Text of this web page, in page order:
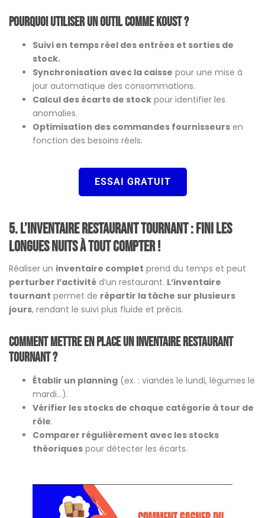
Pourquoi utiliser un outil comme Koust ?
Suivi en temps réel des entrées et sorties de
stock.
Synchronisation avec la caisse pour une mise à
jour automatique des consommations.
Calcul des écarts de stock pour identifier les
anomalies.
Optimisation des commandes fournisseurs en
fonction des besoins réels.
ESSAI GRATUIT
5. L’inventaire restaurant tournant : fini les
longues nuits à tout compter !
Réaliser un inventaire complet prend du temps et peut
perturber l’activité d’un restaurant. L’inventaire
tournant permet de répartir la tâche sur plusieurs
jours, rendant le suivi plus fluide et précis.
Comment mettre en place un inventaire restaurant
tournant ?
Établir un planning (ex. : viandes le lundi, légumes le
mardi…).
Vérifier les stocks de chaque catégorie à tour de
rôle.
Comparer régulièrement avec les stocks
théoriques pour détecter les écarts.